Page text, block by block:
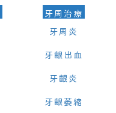
牙周治療
牙周炎
牙齦出血
牙齦炎
牙齦萎縮